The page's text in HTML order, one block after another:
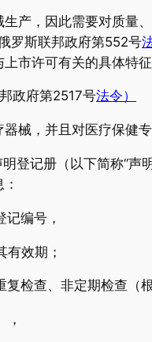
产，因此需要对质量
罗斯联邦政府第552号
市许可有关的具体特
政府第2517号法令）
械，并且对医疗保健
登记册（以下简称“声
编号，
效期；
检查、非定期检查（